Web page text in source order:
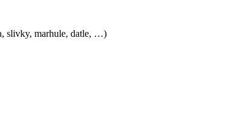
slivky, marhule, datle, …)